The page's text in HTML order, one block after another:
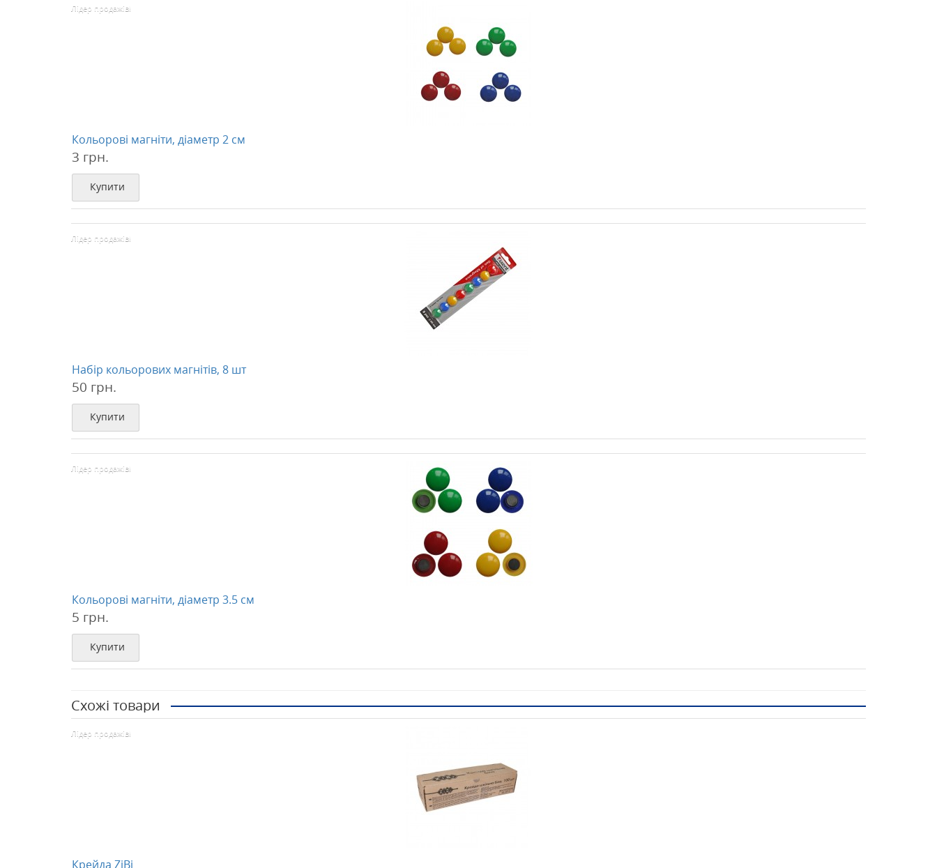
Лідер продажів!
Кольорові магніти, діаметр 2 см
3 грн.
Купити
Лідер продажів!
Набір кольорових магнітів, 8 шт
50 грн.
Купити
Лідер продажів!
Кольорові магніти, діаметр 3.5 см
5 грн.
Купити
Схожі товари
Лідер продажів!
Крейда ZiBi